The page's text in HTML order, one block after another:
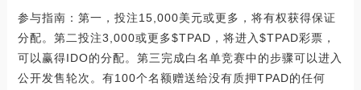
参与指南：第一，投注15,000美元或更多，将有权获得保证
分配。第二投注3,000或更多$TPAD，将进入$TPAD彩票，
可以赢得IDO的分配。第三完成白名单竞赛中的步骤可以进入
公开发售轮次。有100个名额赠送给没有质押TPAD的任何